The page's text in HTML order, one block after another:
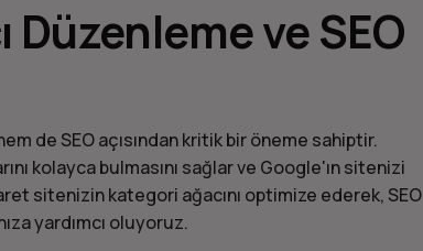
ve SEO
de SEO açısından kritik bir öneme sahiptir.
kolayca bulmasını sağlar ve Google'ın sitenizi
sitenizin kategori ağacını optimize ederek, SEO
yardımcı oluyoruz.